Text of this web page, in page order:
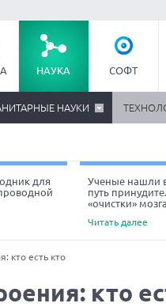
НАУКА СОФТ
НАУКИ
для
Ученые нашли
путь
«очистки» мозга
Читать далее
кто есть кто
кто